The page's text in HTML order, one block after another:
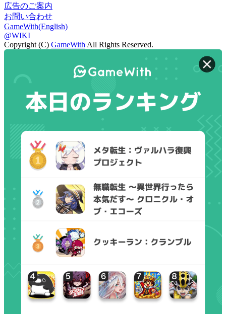
広告のご案内
お問い合わせ
GameWith(English)
@WIKI
Copyright (C) GameWith All Rights Reserved.